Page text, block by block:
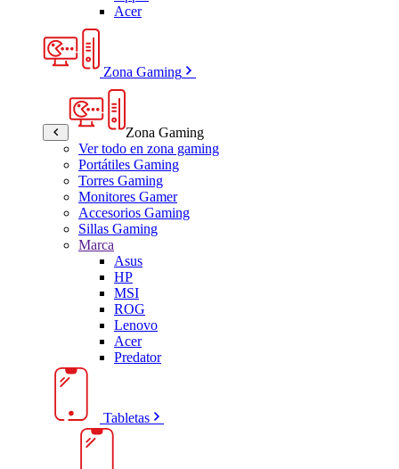
Acer
Zona Gaming
Zona Gaming
Ver todo en zona gaming
Portátiles Gaming
Torres Gaming
Monitores Gamer
Accesorios Gaming
Sillas Gaming
Marca
Asus
HP
MSI
ROG
Lenovo
Acer
Predator
Tabletas